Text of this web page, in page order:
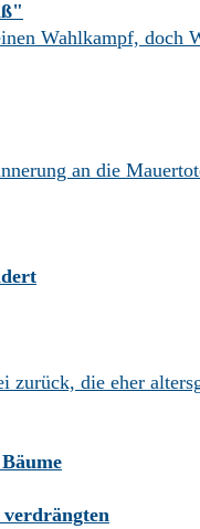
Wahlkampf, doch
an die
zurück, die eher
verdrängten